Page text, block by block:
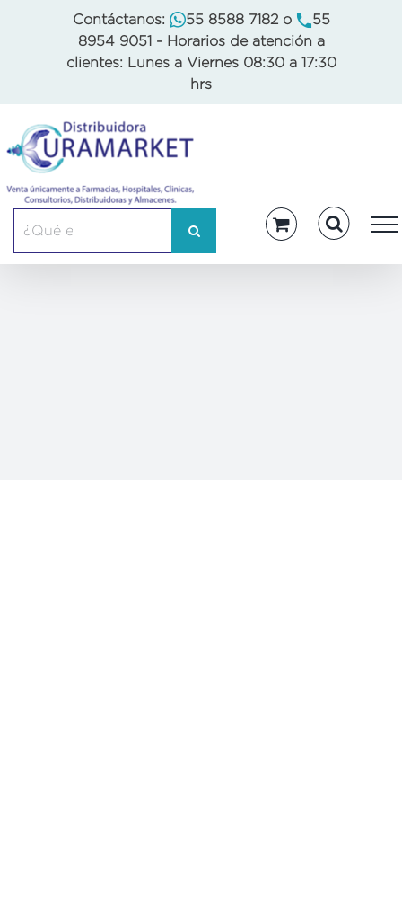
Contáctanos: 55 8588 7182o
55
8954 9051 - Horarios de atención a
clientes: Lunes a Viernes 08:30 a 17:30
hrs